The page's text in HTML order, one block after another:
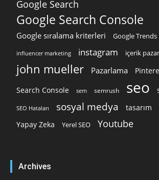
Google Search
Google Search Console
Google sıralama kriterleri Google Trends
influencer marketing instagram içerik
john mueller Pazarlama
Search Console sem semrush seo
SEO Hataları sosyal medya tasarım
Yapay Zeka Yerel SEO Youtube
Archives